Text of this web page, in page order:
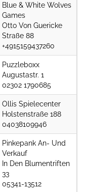
Blue & White Wolves
Games
Otto Von Guericke
Straße 88
+4915159437260
Puzzleboxx
Augustastr. 1
02302 1790685
Ollis Spielecenter
Holstenstraße 188
04038109946
Pinkepank An- Und
Verkauf
In Den Blumentriften
33
05341-13512